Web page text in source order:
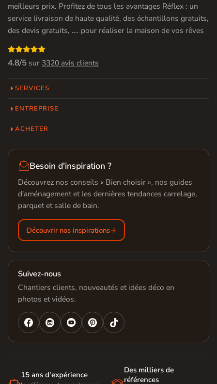
meilleurs prix. Profitez de tous les avantages Réflex : un
service livraison de haute qualité, des échantillons gratuits,
des devis gratuits, …. pour réaliser la maison de vos rêves

4.8/5 sur 3320 avis clients
SERVICES
ENTREPRISE
ACHETER
Besoin d'inspiration ?
Découvrez nos conseils « Bien choisir », nos guides
d'aménagement et les dernières tendances carrelage,
parquet et salle de bain.
Découvrir nos inspirations
Suivez-nous
Chantiers clients, nouveautés et idées déco en
photos et vidéos.
   
15 ans d'expérience
Des milliers de
références